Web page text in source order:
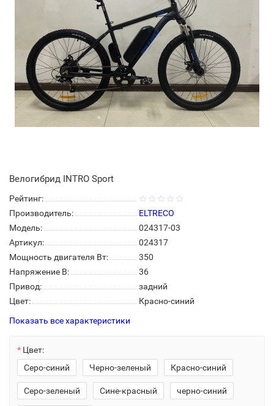
Велогибрид INTRO Sport
Рейтинг:
Производитель:
ELTRECO
Модель:
024317-03
Артикул:
024317
Мощность двигателя Вт:
350
Напряжение В:
36
Привод:
задний
Цвет:
Красно-синий
Показать все характеристики
Цвет:
Серо-синий
Черно-зеленый Красно-синий
Серо-зеленый Сине-красный черно-синий